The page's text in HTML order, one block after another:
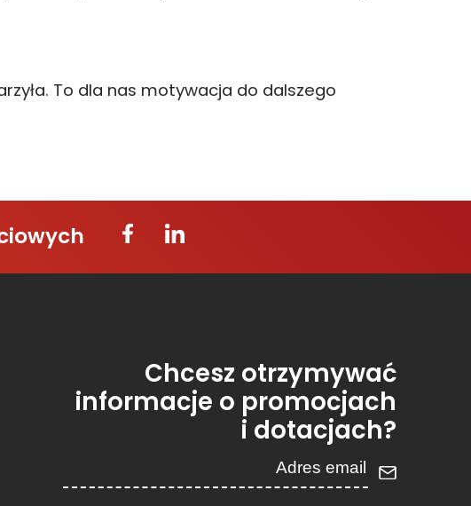
To dla nas motywacja do dalszego
Chcesz otrzymywać
informacje o promocjach
i dotacjach?